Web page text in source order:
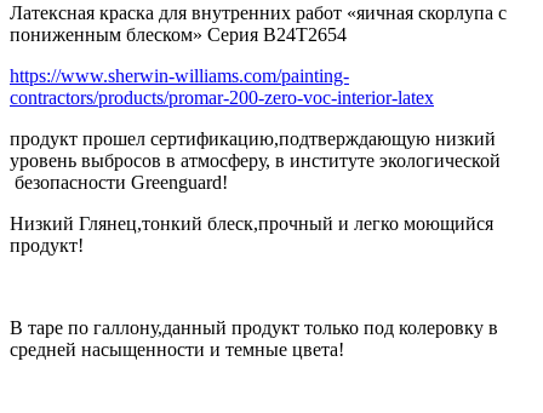
Латексная краска для внутренних работ «яичная скорлупа с
пониженным блеском» Серия B24T2654
https://www.sherwin-williams.com/painting-
contractors/products/promar-200-zero-voc-interior-latex
продукт прошел сертификацию,подтверждающую низкий
уровень выбросов в атмосферу, в институте экологической
безопасности Greenguard!
Низкий Глянец,тонкий блеск,прочный и легко моющийся
продукт!
В таре по галлону,данный продукт только под колеровку в
средней насыщенности и темные цвета!